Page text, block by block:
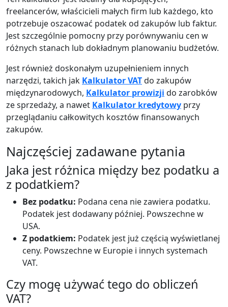
freelancerów, właścicieli małych firm lub każdego, kto
potrzebuje oszacować podatek od zakupów lub faktur.
Jest szczególnie pomocny przy porównywaniu cen w
różnych stanach lub dokładnym planowaniu budżetów.
Jest również doskonałym uzupełnieniem innych
narzędzi, takich jak Kalkulator VATdo zakupów
międzynarodowych, Kalkulator prowizji do zarobków
ze sprzedaży, a nawet Kalkulator kredytowy przy
przeglądaniu całkowitych kosztów finansowanych
zakupów.
Najczęściej zadawane pytania
Jaka jest różnica między bez podatku a
z podatkiem?
Bez podatku: Podana cena nie zawiera podatku.
Podatek jest dodawany później. Powszechne w
USA.
Z podatkiem: Podatek jest już częścią wyświetlanej
ceny. Powszechne w Europie i innych systemach
VAT.
Czy mogę używać tego do obliczeń
VAT?